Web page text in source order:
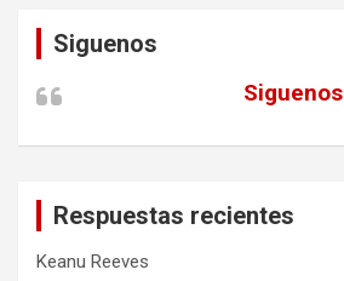
Siguenos
Siguenos
Respuestas recientes
Keanu Reeves